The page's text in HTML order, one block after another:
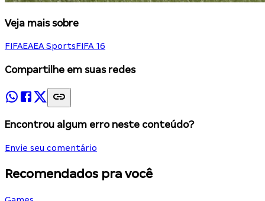
Veja mais sobre
FIFAEAEA SportsFIFA 16
Compartilhe em suas redes
Encontrou algum erro neste conteúdo?
Envie seu comentário
Recomendados pra você